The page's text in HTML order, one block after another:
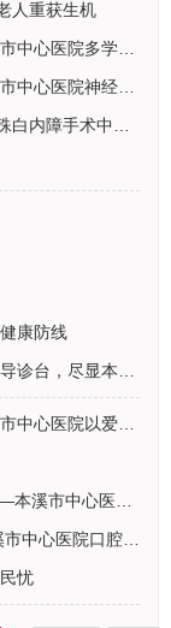
人重获生机
康防线
忧